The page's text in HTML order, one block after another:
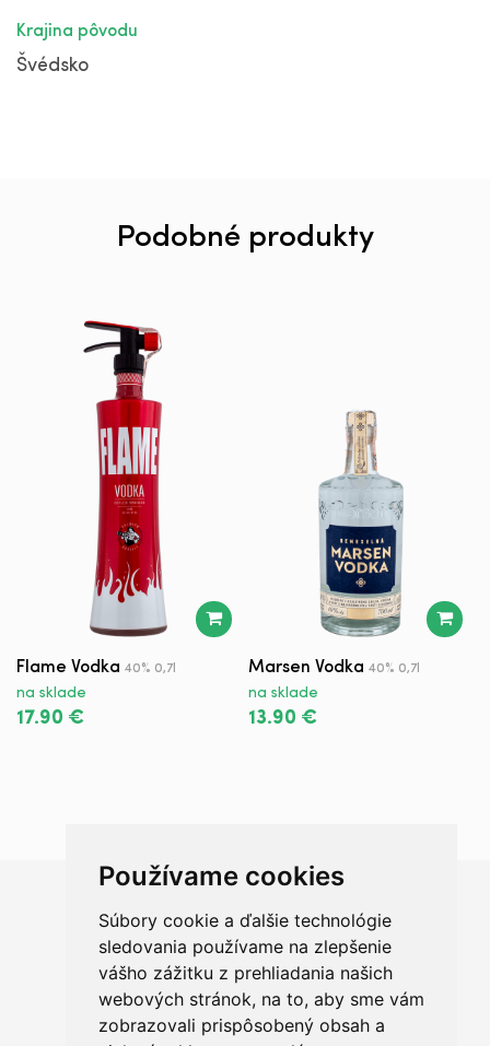
Používame cookies
Súbory cookie a ďalšie technológie
sledovania používame na zlepšenie
vášho zážitku z prehliadania našich
webových stránok, na to, aby sme vám
zobrazovali prispôsobený obsah a
Krajina pôvodu
Švédsko
Podobné produkty
Flame Vodka 40% 0,7l
na sklade
17.90 €
Marsen Vodka 40% 0,7l
na sklade
13.90 €
Chceš sa radšej porozprávať?